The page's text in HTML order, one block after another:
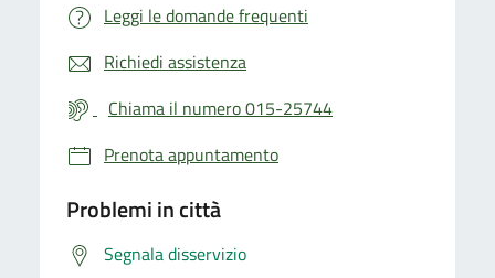
Leggi le domande frequenti
Richiedi assistenza
Chiama il numero 015-25744
Prenota appuntamento
Problemi in città
Segnala disservizio